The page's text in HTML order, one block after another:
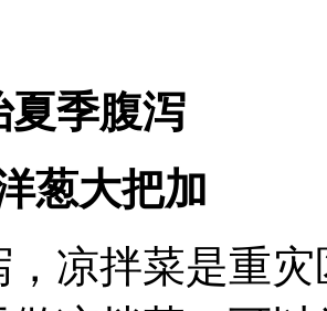
夏季腹泻
葱大把加
，凉拌菜是重